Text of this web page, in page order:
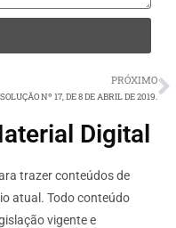
PRÓXIMO
Nº 17, DE 8 DE ABRIL DE 2019.
Digital
trazer conteúdos de
atual. Todo conteúdo
vigente e